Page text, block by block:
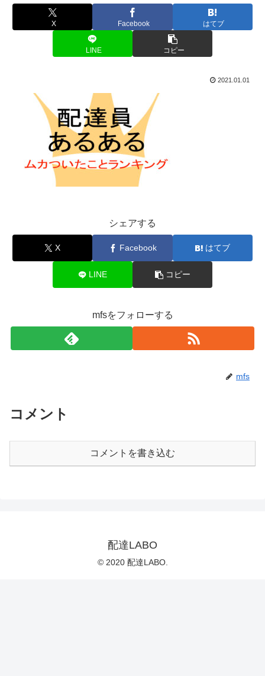
X Facebook はてブ
LINE コピー
2021.01.01
シェアする
X Facebook はてブ
LINE コピー
mfsをフォローする
mfs
コメント
コメントを書き込む
配達LABO
© 2020 配達LABO.